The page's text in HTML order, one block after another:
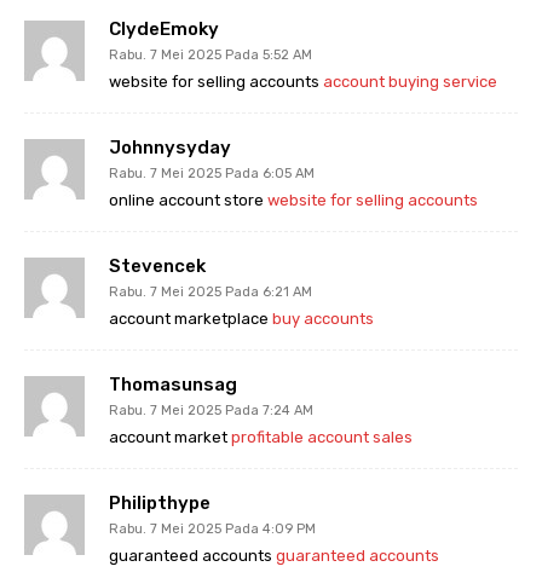
ClydeEmoky
Rabu. 7 Mei 2025 Pada 5:52 AM
website for selling accounts account buying service
Johnnysyday
Rabu. 7 Mei 2025 Pada 6:05 AM
online account store website for selling accounts
Stevencek
Rabu. 7 Mei 2025 Pada 6:21 AM
account marketplace buy accounts
Thomasunsag
Rabu. 7 Mei 2025 Pada 7:24 AM
account market profitable account sales
Philipthype
Rabu. 7 Mei 2025 Pada 4:09 PM
guaranteed accounts guaranteed accounts